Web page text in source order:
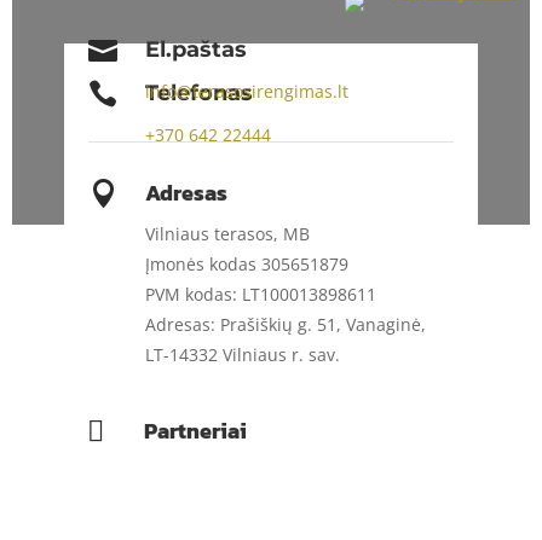
 Telefonas
+370642 22444
 El.paštas
info@terasosirengimas.lt
 Adresas
Vilniaus terasos, MB
Įmonės kodas 305651879
PVM kodas: LT100013898611
Adresas: Prašiškių g. 51, Vanaginė,
LT-14332 Vilniaus r. sav.
 Partneriai